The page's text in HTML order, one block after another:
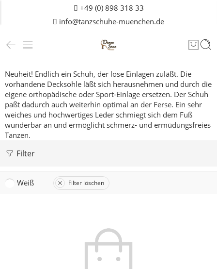
+49 (0) 898 318 33
info@tanzschuhe-muenchen.de
Neuheit! Endlich ein Schuh, der lose Einlagen zuläßt. Die
vorhandene Decksohle läßt sich herausnehmen und durch die
eigene orthopädische oder Sport-Einlage ersetzen. Der Schuh
paßt dadurch auch weiterhin optimal an der Ferse. Ein sehr
weiches und hochwertiges Leder schmiegt sich dem Fuß
wunderbar an und ermöglicht schmerz- und ermüdungsfreies
Tanzen.
Filter
Weiß Filter löschen